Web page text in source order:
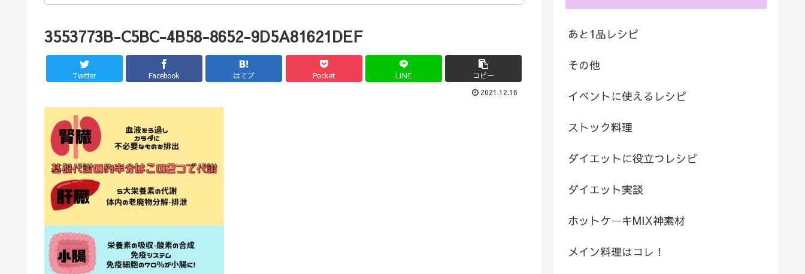
3553773B-C5BC-4B58-8652-9D5A81621DEF
Twitter Facebook はてブ Pocket LINE コピー
2021.12.16
あと1品レシピ
その他
イベントに使えるレシピ
ストック料理
ダイエットに役立つレシピ
ダイエット実談
ホットケーキMIX神素材
メイン料理はコレ！